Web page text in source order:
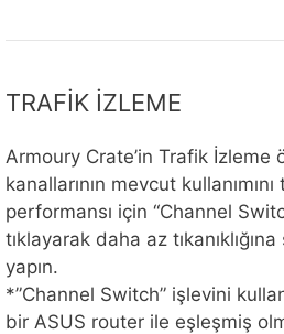
TRAFİK İZLEME
Armoury Crate’in Trafik İzleme
kanallarının mevcut
performansı için “Channel
tıklayarak daha az
yapın.
*”Channel Switch” işlevini
bir ASUS router ile eşleşmiş